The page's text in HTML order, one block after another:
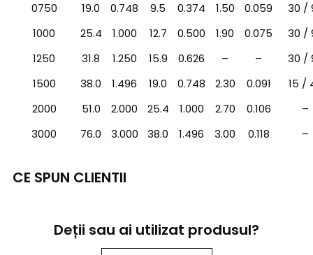
0750
19.0 0.748 9.5 0.374 1.50 0.059
30 /
1000
25.4 1.000 12.7 0.500 1.90 0.075
30 /
1250
31.8 1.250 15.9 0.626 – –
30 /
1500
38.0 1.496 19.0 0.748 2.30 0.091
15 /
2000
51.0 2.000 25.4 1.000 2.70 0.106
–
3000
76.0 3.000 38.0 1.496 3.00 0.118 –
CE SPUN CLIENTII
Deții sau ai utilizat produsul?